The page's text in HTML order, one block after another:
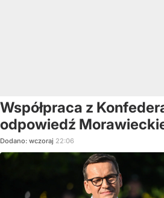
Współpraca z
odpowiedź
Dodano: wczoraj 22:06